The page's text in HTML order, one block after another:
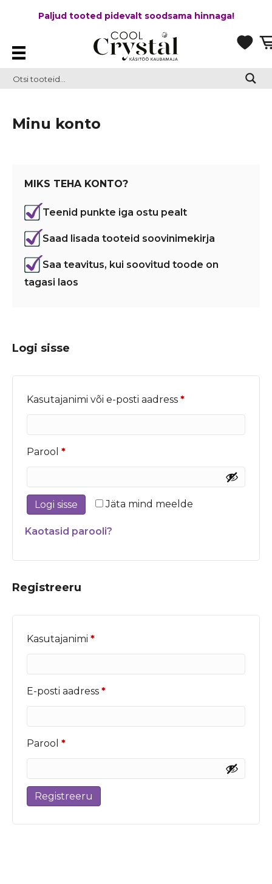
Paljud tooted pidevalt soodsama hinnaga!
Minu konto
MIKS TEHA KONTO?
Teenid punkte iga ostu pealt
Saad lisada tooteid soovinimekirja
Saa teavitus, kui soovitud toode on
tagasi laos
Logi sisse
Kasutajanimi või e-posti aadress *Nõutud
Parool *Nõutud
Jäta mind meelde
Logi sisse
Kaotasid parooli?
Registreeru
Kasutajanimi *Nõutud
E-posti aadress *Nõutud
Parool *Nõutud
Registreeru